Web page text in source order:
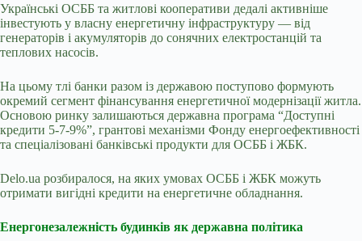
Українські ОСББ та житлові кооперативи дедалі активніше
інвестують у власну енергетичну інфраструктуру — від
генераторів і акумуляторів до сонячних електростанцій та
теплових насосів.
На цьому тлі банки разом із державою поступово формують
окремий сегмент фінансування енергетичної модернізації житла.
Основою ринку залишаються державна програма “Доступні
кредити 5-7-9%”, грантові механізми Фонду енергоефективності
та спеціалізовані банківські продукти для ОСББ і ЖБК.
Delo.ua розбиралося, на яких умовах ОСББ і ЖБК можуть
отримати вигідні кредити на енергетичне обладнання.
Енергонезалежність будинків як державна політика